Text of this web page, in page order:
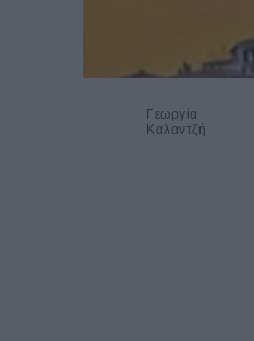
Γεωργία
Καλαντζή